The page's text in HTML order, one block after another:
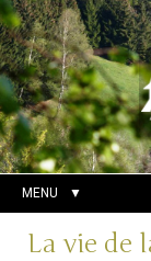
Aller
au
contenu.
|
Aller
à
la
navigation
Outils
personnels
Chercher par
Recherche
avancée…
MENU
La vie de